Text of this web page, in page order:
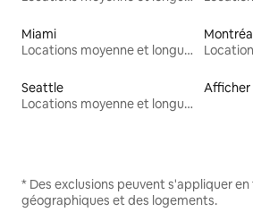
Miami
Locations moyenne et longue durée
Seattle
Locations moyenne et longue durée
Afficher
* Des exclusions peuvent s'appliquer
géographiques et des logements.